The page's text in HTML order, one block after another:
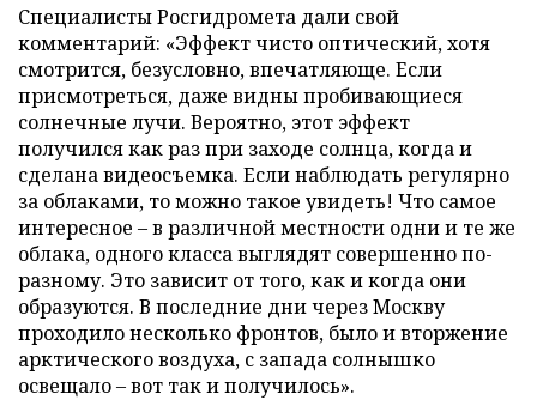
Специалисты Росгидромета дали свой
комментарий: «Эффект чисто оптический, хотя
смотрится, безусловно, впечатляюще. Если
присмотреться, даже видны пробивающиеся
солнечные лучи. Вероятно, этот эффект
получился как раз при заходе солнца, когда и
сделана видеосъемка. Если наблюдать регулярно
за облаками, то можно такое увидеть! Что самое
интересное – в различной местности одни и те же
облака, одного класса выглядят совершенно по-
разному. Это зависит от того, как и когда они
образуются. В последние дни через Москву
проходило несколько фронтов, было и вторжение
арктического воздуха, с запада солнышко
освещало – вот так и получилось».